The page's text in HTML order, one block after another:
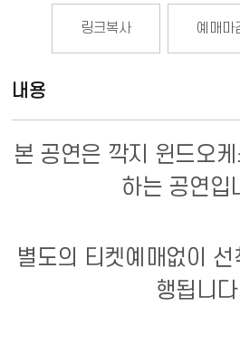
링크복사 예매마
내용
본 공연은 깍지 윈드오
하는 공연입
별도의 티켓예매없이
행됩니